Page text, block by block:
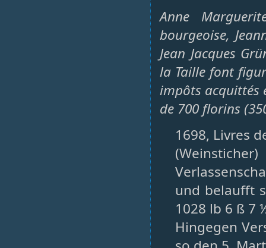
Anne
bourgeoise,
Jean Jacques
la Taille font
impôts acquittés
de 700 florins
1698, Livres
und belaufft
1028 lb 6 ß 7
Hingegen